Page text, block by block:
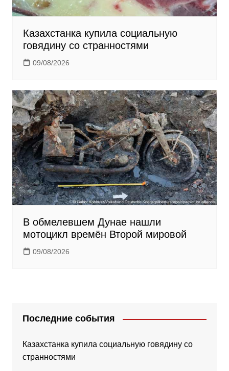
Казахстанка купила социальную
говядину со странностями
09/08/2026
В обмелевшем Дунае нашли
мотоцикл времён Второй мировой
09/08/2026
Последние события
Казахстанка купила социальную говядину со
странностями